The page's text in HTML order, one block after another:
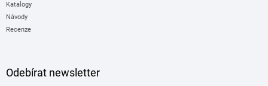
Katalogy
Návody
Recenze
Odebírat newsletter